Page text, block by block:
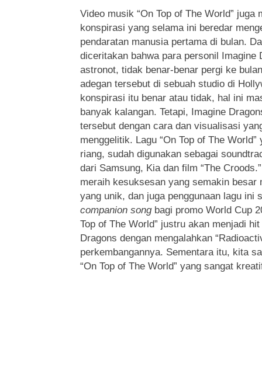
Video musik “On Top of The World” juga
konspirasi yang selama ini beredar
pendaratan manusia pertama di bulan.
diceritakan bahwa para personil Imagine
astronot, tidak benar-benar pergi ke
adegan tersebut di sebuah studio di
konspirasi itu benar atau tidak, hal ini
banyak kalangan. Tetapi, Imagine
tersebut dengan cara dan visualisasi
menggelitik. Lagu “On Top of The
riang, sudah digunakan sebagai
dari Samsung, Kia dan film “The
meraih kesuksesan yang semakin besar
yang unik, dan juga penggunaan lagu ini
companion songbagi promo World Cup
Top of The World” justru akan menjadi
Dragons dengan mengalahkan
perkembangannya. Sementara itu, kita
“On Top of The World” yang sangat